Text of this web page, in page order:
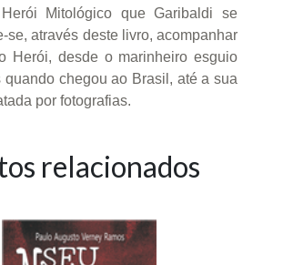
Mitológico que Garibaldi se
se, através deste livro, acompanhar
Herói, desde o marinheiro esguio
quando chegou ao Brasil, até a sua
por fotografias.
relacionados